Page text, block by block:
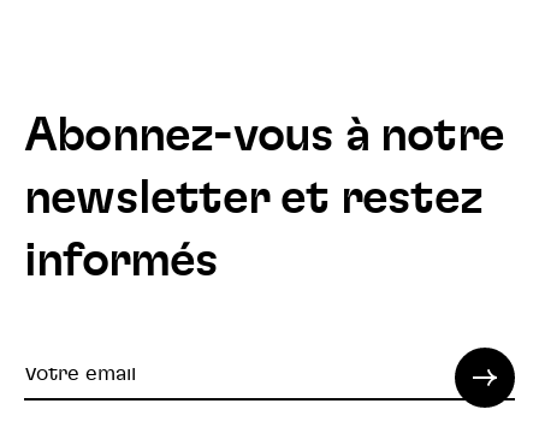
Abonnez-vous à notre
newsletter et restez
informés
Votre